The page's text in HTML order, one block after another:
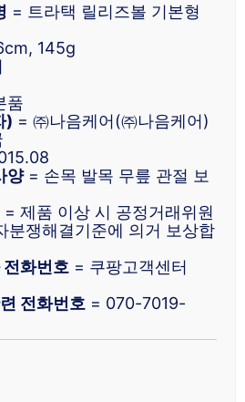
= 트라택 릴리즈볼 기본형
145g
품
) = ㈜나음케어(㈜나음케어)
양= 손목 발목 무릎 관절 보
= 제품 이상 시 공정거래위원
분쟁해결기준에 의거 보상합
화번호 = 쿠팡고객센터
전화번호 = 070-7019-